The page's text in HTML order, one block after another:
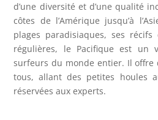
d’une diversité et d’une qualité
côtes de l’Amérique jusqu’à
plages paradisiaques, ses
régulières, le Pacifique est un
surfeurs du monde entier. Il offre
tous, allant des petites houles
réservées aux experts.